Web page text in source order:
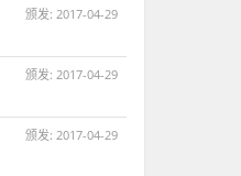
颁发: 2017-04-29
颁发: 2017-04-29
颁发: 2017-04-29